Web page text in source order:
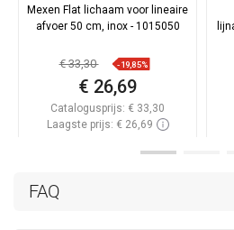
FAQ
Mexen Flat lichaam voor lineaire
afvoer 50 cm, inox - 1015050
€ 33,30 -19,85%
€ 26,69
Catalogusprijs: € 33,30
Laagste prijs: € 26,69